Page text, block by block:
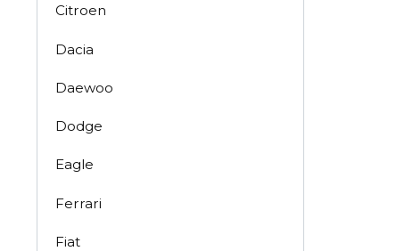
Citroen
Dacia
Daewoo
Dodge
Eagle
Ferrari
Fiat